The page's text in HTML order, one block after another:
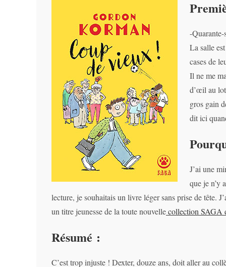
-Quarante-
La salle
cases de
Il ne me
d’œil au
gros gain
dit ici
J’ai une
que je n’y
lecture, je souhaitais un livre léger sans prise de tête.
un titre jeunesse de la toute nouvellecollection SAGA
Résumé :
C’est trop injuste ! Dexter, douze ans, doit aller au